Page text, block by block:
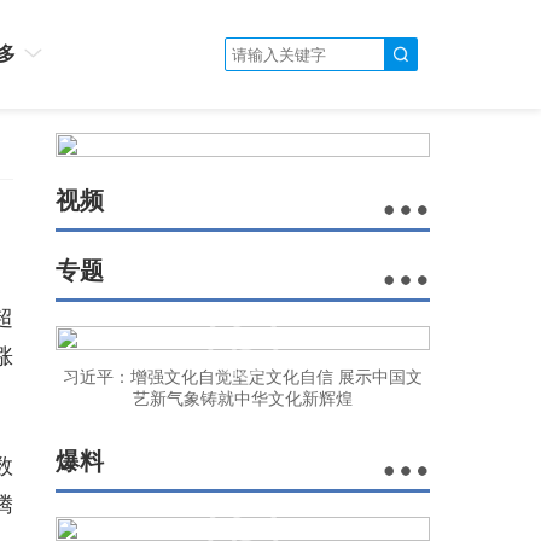
视频
专题
习近平：增强文化自觉坚定文化自信 展示中国文
艺新气象铸就中华文化新辉煌
爆料